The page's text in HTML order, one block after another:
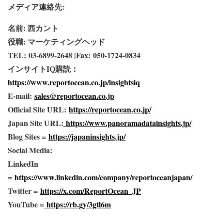
メディア連絡先:
名前: 西カント
役職: マーケティングヘッド
TEL: 03-6899-2648 |Fax: 050-1724-0834
インサイトIQ購読：
https://www.reportocean.co.jp/insightsiq
E-mail: sales@reportocean.co.jp
Official Site URL: https://reportocean.co.jp/
Japan Site URL: https://www.panoramadatainsights.jp/
Blog Sites = https://japaninsights.jp/
Social Media:
LinkedIn
= https://www.linkedin.com/company/reportoceanjapan/
Twitter = https://x.com/ReportOcean_JP
YouTube = https://rb.gy/3gtl6m